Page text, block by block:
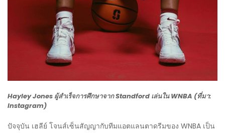
Hayley Jones ผู้สำเร็จการศึกษาจาก Standford เล่นใน WNBA (ที่มา:
Instagram)
ปัจจุบัน เฮลีย์ โจนส์เซ็นสัญญากับทีมแอตแลนตาดรีมของ WNBA เป็น